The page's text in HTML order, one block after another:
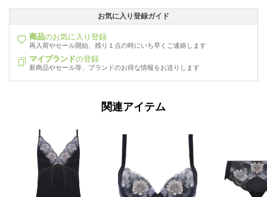
お気に入り登録ガイド
商品のお気に入り登録
再入荷やセール開始、残り１点の時にいち早くご連絡します
マイブランドの登録
新商品やセール等、ブランドのお得な情報をお送りします
関連アイテム